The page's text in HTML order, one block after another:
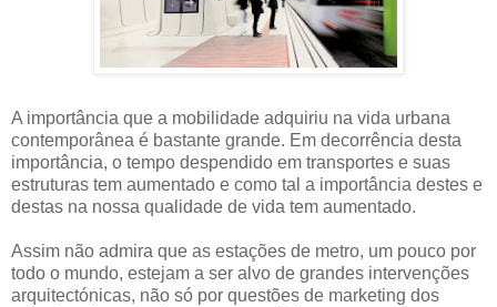
A importância que a mobilidade adquiriu na vida urbana
contemporânea é bastante grande. Em decorrência desta
importância, o tempo despendido em transportes e suas
estruturas tem aumentado e como tal a importância destes e
destas na nossa qualidade de vida tem aumentado.
Assim não admira que as estações de metro, um pouco por
todo o mundo, estejam a ser alvo de grandes intervenções
arquitectónicas, não só por questões de marketing dos